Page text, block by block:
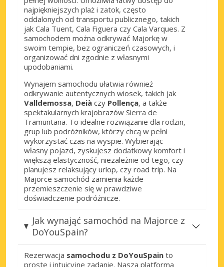
najpiękniejszych plaż i zatok, często
oddalonych od transportu publicznego, takich
jak Cala Tuent, Cala Figuera czy Cala Varques. Z
samochodem można odkrywać Majorkę w
swoim tempie, bez ograniczeń czasowych, i
organizować dni zgodnie z własnymi
upodobaniami.
Wynajem samochodu ułatwia również
odkrywanie autentycznych wiosek, takich jak
Valldemossa, Deià czy Pollença, a także
spektakularnych krajobrazów Sierra de
Tramuntana. To idealne rozwiązanie dla rodzin,
grup lub podróżników, którzy chcą w pełni
wykorzystać czas na wyspie. Wybierając
własny pojazd, zyskujesz dodatkowy komfort i
większą elastyczność, niezależnie od tego, czy
planujesz relaksujący urlop, czy road trip. Na
Majorce samochód zamienia każde
przemieszczenie się w prawdziwe
doświadczenie podróżnicze.
Jak wynająć samochód na Majorce z
DoYouSpain?
Rezerwacja samochodu z DoYouSpain to
proste i intuicyjne zadanie. Nasza platforma